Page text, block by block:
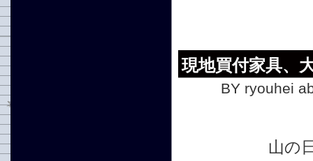
現地買付家具、
BY ryouhei
山の